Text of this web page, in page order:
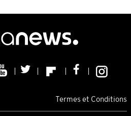
Termes et Conditions